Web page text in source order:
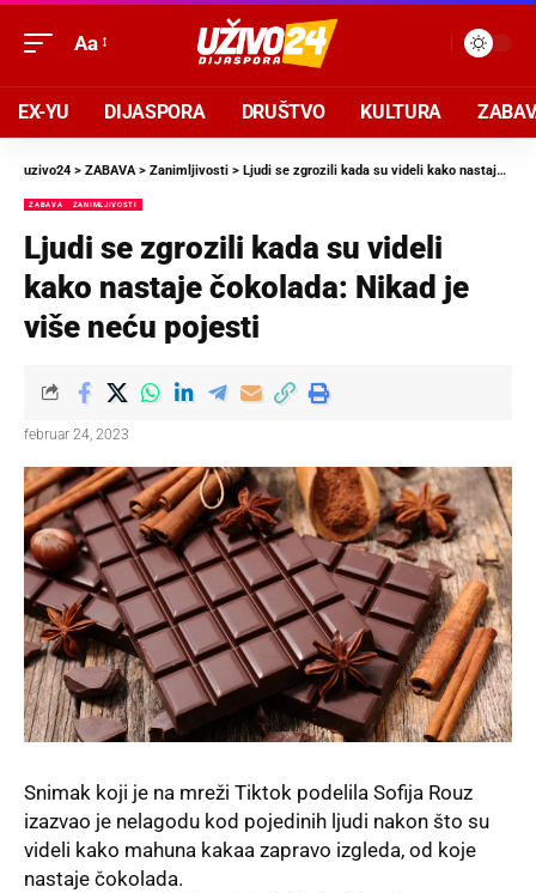
Aa
EX-YU DIJASPORA DRUŠTVO KULTURA
uzivo24 > ZABAVA> Zanimljivosti > Ljudi se zgrozili kada su videli kako nastaje čokolada: Nikad je više neću pojesti
ZABAVA ZANIMLJIVOSTI
Ljudi se zgrozili kada su videli
kako nastaje čokolada: Nikad je
više neću pojesti
februar 24, 2023
Snimak koji je na mreži Tiktok podelila Sofija Rouz
izazvao je nelagodu kod pojedinih ljudi nakon što su
videli kako mahuna kakaa zapravo izgleda, od koje
nastaje čokolada.